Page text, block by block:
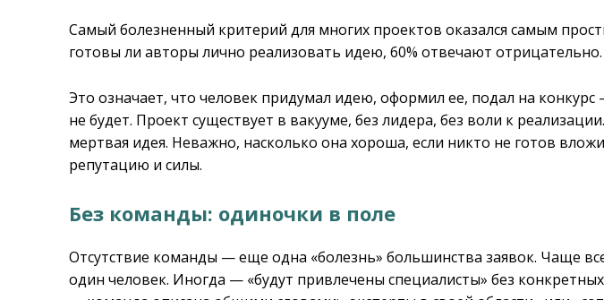
Самый болезненный критерий для многих проектов оказался самым
готовы ли авторы лично реализовать идею, 60% отвечают отрицательно.
Это означает, что человек придумал идею, оформил ее, подал на конкурс
не будет. Проект существует в вакууме, без лидера, без воли к
мертвая идея. Неважно, насколько она хороша, если никто не готов
репутацию и силы.
Без команды: одиночки в поле
Отсутствие команды — еще одна «болезнь» большинства заявок. Чаще
один человек. Иногда — «будут привлечены специалисты» без